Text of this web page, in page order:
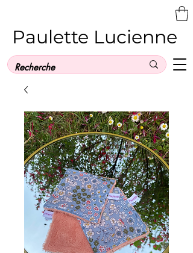
Paulette Lucienne